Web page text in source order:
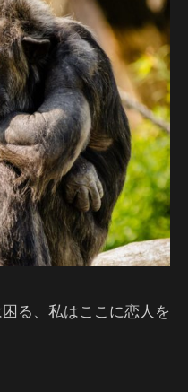
る、私はここに恋人を